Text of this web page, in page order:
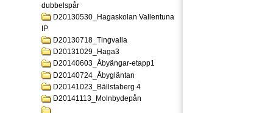
dubbelspår
D20130530_Hagaskolan Vallentuna
IP
D20130718_Tingvalla
D20131029_Haga3
D20140603_Åbyängar-etapp1
D20140724_Åbygläntan
D20141023_Bällstaberg 4
D20141113_Molnbydepån